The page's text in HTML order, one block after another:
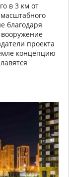
в 3 км от
благодаря
вооружение
проекта
концепцию